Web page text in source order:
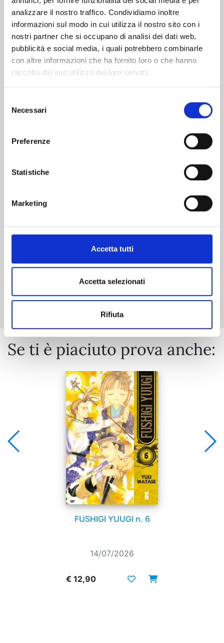
analizzare il nostro traffico. Condividiamo inoltre
informazioni sul modo in cui utilizza il nostro sito con i
nostri partner che si occupano di analisi dei dati web,
pubblicità e social media, i quali potrebbero combinarle
con altre informazioni che ha fornito loro o che hanno
raccolto dal suo utilizzo dei loro servizi.
delNecessari
Preferenze
Statistiche
Marketing
Accetta tutti
Accetta selezionati
Rifiuta
€ 6,50
Mostra tutto
Se ti è piaciuto prova anche:
FUSHIGI YUUGI n. 6
14/07/2026
€ 12,90